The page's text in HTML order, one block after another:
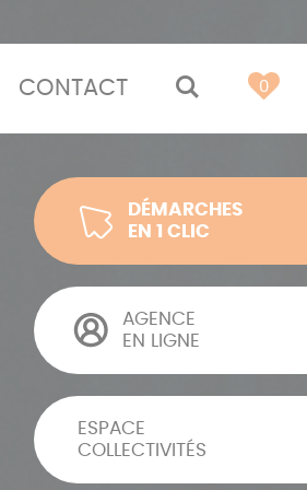
CONTACT 0
DÉMARCHES
EN 1 CLIC
AGENCE
EN LIGNE
ESPACE
COLLECTIVITÉS